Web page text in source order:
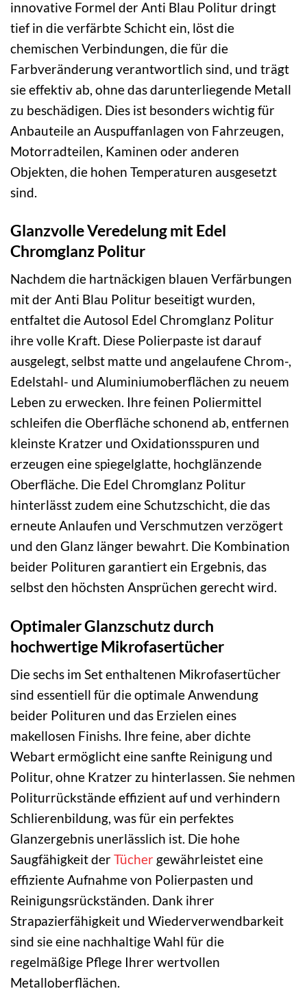
innovative Formel der Anti Blau Politur dringt
tief in die verfärbte Schicht ein, löst die
chemischen Verbindungen, die für die
Farbveränderung verantwortlich sind, und trägt
sie effektiv ab, ohne das darunterliegende Metall
zu beschädigen. Dies ist besonders wichtig für
Anbauteile an Auspuffanlagen von Fahrzeugen,
Motorradteilen, Kaminen oder anderen
Objekten, die hohen Temperaturen ausgesetzt
sind.
Glanzvolle Veredelung mit Edel
Chromglanz Politur
Nachdem die hartnäckigen blauen Verfärbungen
mit der Anti Blau Politur beseitigt wurden,
entfaltet die Autosol Edel Chromglanz Politur
ihre volle Kraft. Diese Polierpaste ist darauf
ausgelegt, selbst matte und angelaufene Chrom-,
Edelstahl- und Aluminiumoberflächen zu neuem
Leben zu erwecken. Ihre feinen Poliermittel
schleifen die Oberfläche schonend ab, entfernen
kleinste Kratzer und Oxidationsspuren und
erzeugen eine spiegelglatte, hochglänzende
Oberfläche. Die Edel Chromglanz Politur
hinterlässt zudem eine Schutzschicht, die das
erneute Anlaufen und Verschmutzen verzögert
und den Glanz länger bewahrt. Die Kombination
beider Polituren garantiert ein Ergebnis, das
selbst den höchsten Ansprüchen gerecht wird.
Optimaler Glanzschutz durch
hochwertige Mikrofasertücher
Die sechs im Set enthaltenen Mikrofasertücher
sind essentiell für die optimale Anwendung
beider Polituren und das Erzielen eines
makellosen Finishs. Ihre feine, aber dichte
Webart ermöglicht eine sanfte Reinigung und
Politur, ohne Kratzer zu hinterlassen. Sie nehmen
Politurrückstände effizient auf und verhindern
Schlierenbildung, was für ein perfektes
Glanzergebnis unerlässlich ist. Die hohe
Saugfähigkeit derTücher gewährleistet eine
effiziente Aufnahme von Polierpasten und
Reinigungsrückständen. Dank ihrer
Strapazierfähigkeit und Wiederverwendbarkeit
sind sie eine nachhaltige Wahl für die
regelmäßige Pflege Ihrer wertvollen
Metalloberflächen.